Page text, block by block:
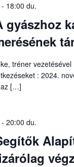
gyászhoz
- 18:00 du.
tréner
: 2024.
az […]
- 20:00 du.